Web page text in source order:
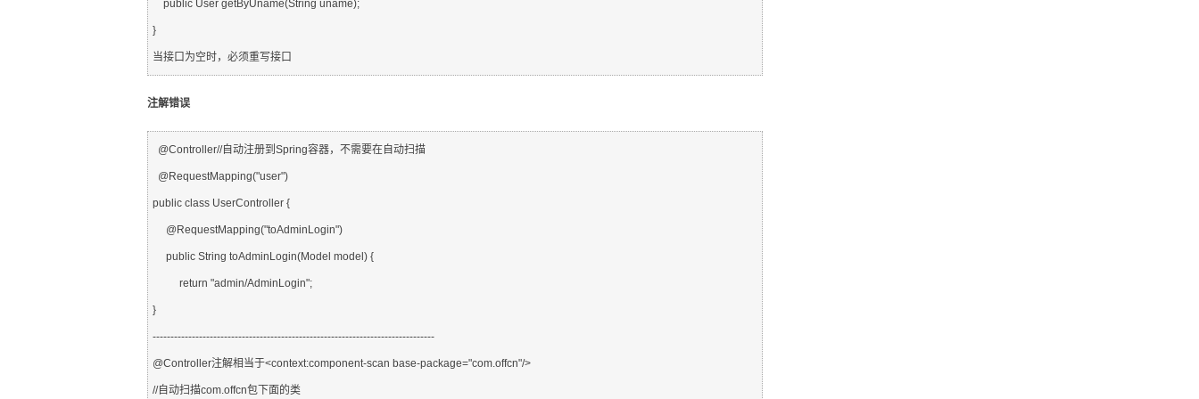
    public User getByUname(String uname);
}
当接口为空时，必须重写接口
注解错误
  @Controller//自动注册到Spring容器，不需要在自动扫描
  @RequestMapping("user")
public class UserController {
@RequestMapping("toAdminLogin")
public String toAdminLogin(Model model) {
          return "admin/AdminLogin";
}
-------------------------------------------------------------------------------
@Controller注解相当于<context:component-scan base-package="com.offcn"/>
//自动扫描com.offcn包下面的类